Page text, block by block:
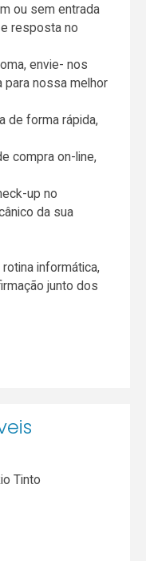
ou sem entrada
resposta no
envie- nos
nossa melhor
de forma rápida,
compra on-line,
up no
da sua
informática,
junto dos
Tinto